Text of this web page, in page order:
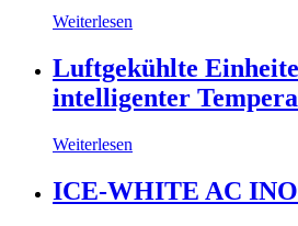
Weiterlesen
Luftgekühlte
intelligenter
Weiterlesen
ICE-WHITE AC